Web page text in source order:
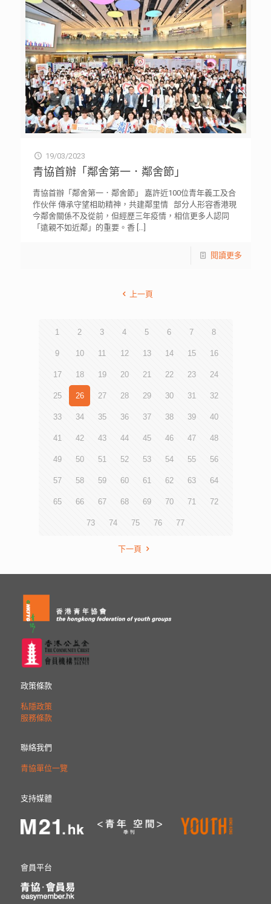
19/03/2023
青協首辦「鄰舍第一．鄰舍節」
青協首辦「鄰舍第一．鄰舍節」 嘉許近100位青年義工及合
作伙伴 傳承守望相助精神，共建鄰里情 部分人形容香港現
今鄰舍關係不及從前，但經歷三年疫情，相信更多人認同
「遠親不如近鄰」的重要。香[…]
閱讀更多
上一頁
1 2 3 4 5 6 7 8
9 10 11 12 13 14 15 16
17 18 19 20 21 22 23 24
25 26 27 28 29 30 31 32
33 34 35 36 37 38 39 40
41 42 43 44 45 46 47 48
49 50 51 52 53 54 55 56
57 58 59 60 61 62 63 64
65 66 67 68 69 70 71 72
73 74 75 76 77
下一頁
政策條款
私隱政策
服務條款
聯絡我們
青協單位一覽
支持媒體
會員平台